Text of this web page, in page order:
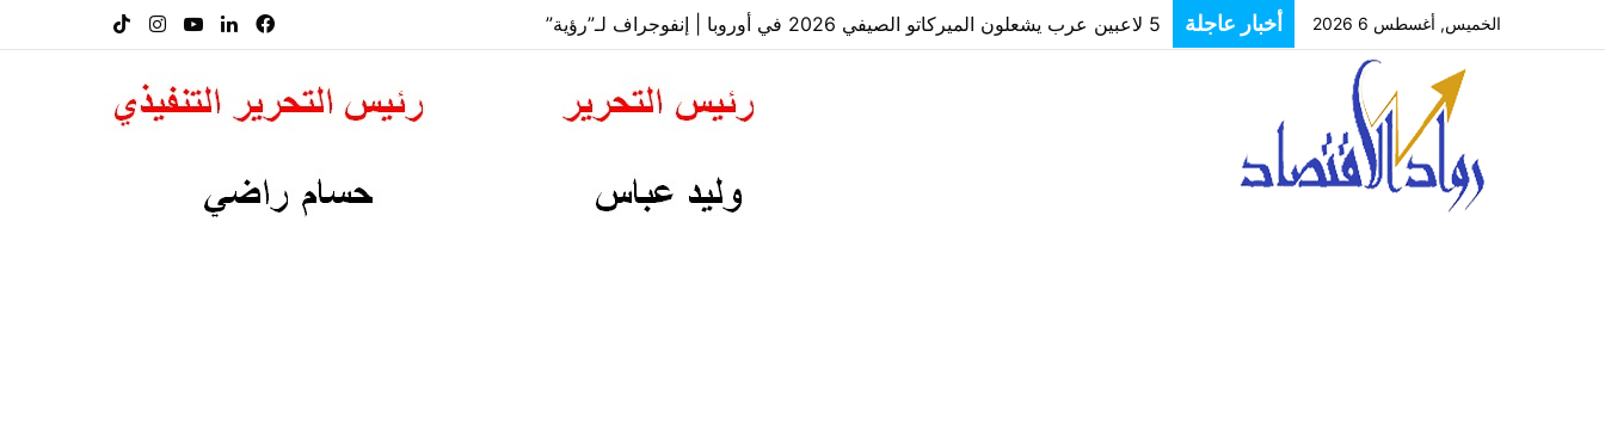
الخميس, أغسطس 6 2026 أخبار عاجلة رئيس مجلس إدارة شركة ويسترن فالى للزراعات الحديثة يكشف أهمية اقتصاد الزراعات الحيوية فيسبوكلينكدإن‫YouTube
انستقرام